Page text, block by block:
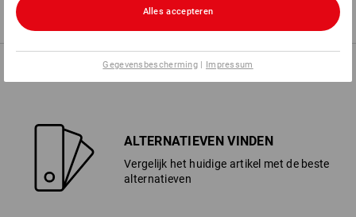
KOOPADVIES
ALTERNATIEVEN VINDEN
Vergelijk het huidige artikel met de beste
alternatieven
Alles accepteren
Gegevensbescherming | Impressum